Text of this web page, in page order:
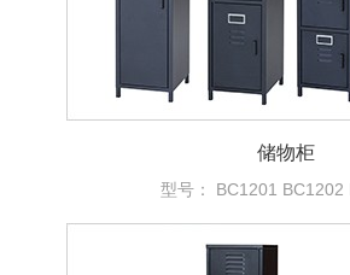
储物柜
型号： BC1201 BC1202